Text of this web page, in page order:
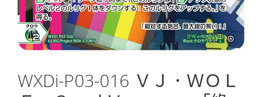
WXDi-P03-016 ＶＪ．ＷＯＬ